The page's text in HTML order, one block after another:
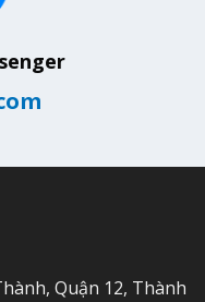
Quận 12, Thành